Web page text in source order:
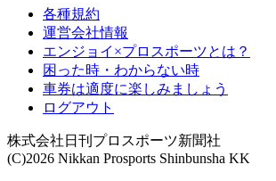
各種規約
運営会社情報
エンジョイ×プロスポーツとは？
困った時・わからない時
車券は適度に楽しみましょう
ログアウト
株式会社日刊プロスポーツ新聞社
(C)2026 Nikkan Prosports Shinbunsha KK